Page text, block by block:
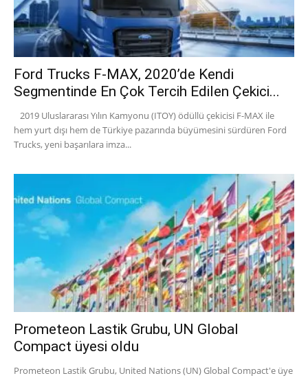
Ford Trucks F-MAX, 2020’de Kendi
Segmentinde En Çok Tercih Edilen Çekici...
2019 Uluslararası Yılın Kamyonu (ITOY) ödüllü çekicisi F-MAX ile
hem yurt dışı hem de Türkiye pazarında büyümesini sürdüren Ford
Trucks, yeni başarılara imza...
Prometeon Lastik Grubu, UN Global
Compact üyesi oldu
Prometeon Lastik Grubu, United Nations (UN) Global Compact'e üye